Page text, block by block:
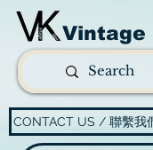
Vintage
CONTACT US / 聯繫我